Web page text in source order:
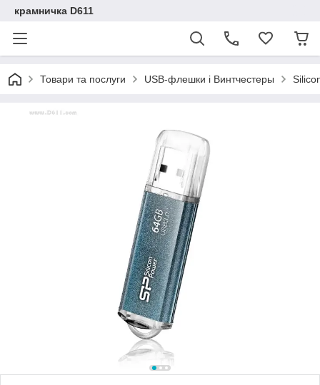
крамничка D611
Товари та послуги USB-флешки і Винтчестеры